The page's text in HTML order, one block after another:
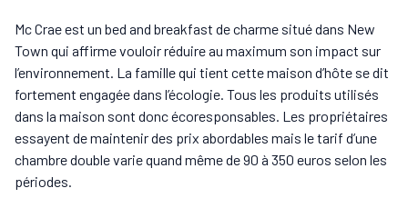
Mc Crae est un bed and breakfast de charme situé dans New
Town qui affirme vouloir réduire au maximum son impact sur
l’environnement. La famille qui tient cette maison d’hôte se dit
fortement engagée dans l’écologie. Tous les produits utilisés
dans la maison sont donc écoresponsables. Les propriétaires
essayent de maintenir des prix abordables mais le tarif d’une
chambre double varie quand même de 90 à 350 euros selon les
périodes.